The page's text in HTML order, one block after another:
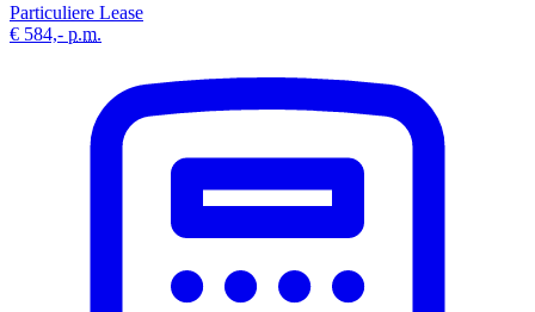
Particuliere Lease
€ 584,- p.m.